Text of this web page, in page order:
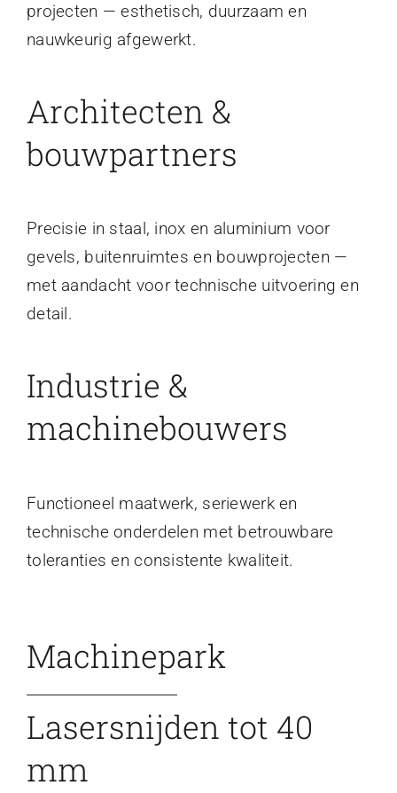
projecten — esthetisch, duurzaam en
nauwkeurig afgewerkt.
Architecten &
bouwpartners
Precisie in staal, inox en aluminium voor
gevels, buitenruimtes en bouwprojecten —
met aandacht voor technische uitvoering en
detail.
Industrie &
machinebouwers
Functioneel maatwerk, seriewerk en
technische onderdelen met betrouwbare
toleranties en consistente kwaliteit.
Machinepark
Lasersnijden tot 40
mm